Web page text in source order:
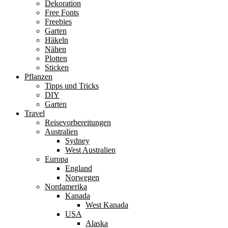
Dekoration
Free Fonts
Freebies
Garten
Häkeln
Nähen
Plotten
Sticken
Pflanzen
Tipps und Tricks
DIY
Garten
Travel
Reisevorbereitungen
Australien
Sydney
West Australien
Europa
England
Norwegen
Nordamerika
Kanada
West Kanada
USA
Alaska